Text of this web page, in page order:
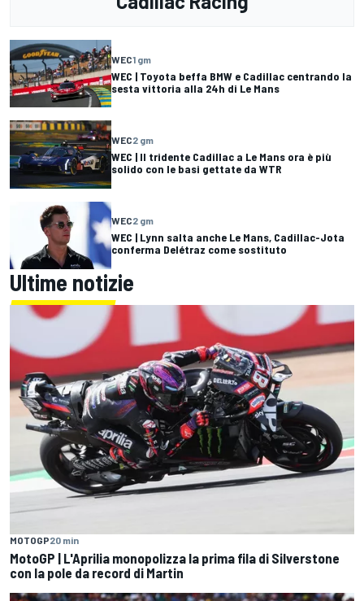
WEC1 gm
WEC | Toyota beffa BMW e Cadillac centrando la
sesta vittoria alla 24h di Le Mans
WEC2 gm
WEC | Il tridente Cadillac a Le Mans ora è più
solido con le basi gettate da WTR
WEC2 gm
WEC | Lynn salta anche Le Mans, Cadillac-Jota
conferma Delétraz come sostituto
Ultime notizie
MOTOGP20 min
MotoGP | L'Aprilia monopolizza la prima fila di Silverstone
con la pole da record di Martin